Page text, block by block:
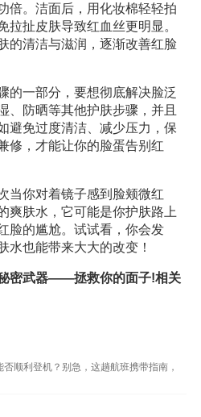
倍。洁面后，用化妆棉轻轻拍
拉扯皮肤导致红血丝更明显。
的清洁与滋润，逐渐改善红脸
的一部分，要想彻底解决脸泛
、防晒等其他护肤步骤，并且
避免过度清洁、减少压力，保
修，才能让你的脸蛋告别红
当你对着镜子感到脸颊微红
爽肤水，它可能是你护肤路上
脸的尴尬。试试看，你会发
水也能带来大大的改变！
密武器——拯救你的面子!相关
顺利登机？别急，这趟航班携带指南，